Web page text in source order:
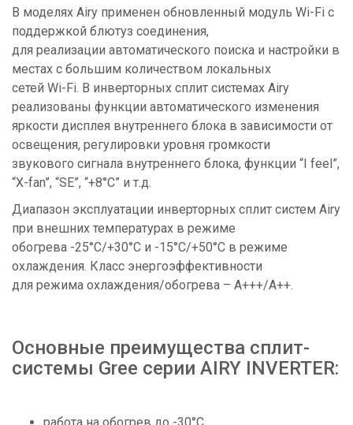
В моделях Airy применен обновленный модуль Wi-Fi с
поддержкой блютуз соединения,
для реализации автоматического поиска и настройки в
местах с большим количеством локальных
сетей Wi-Fi. В инверторных сплит системах Airy
реализованы функции автоматического изменения
яркости дисплея внутреннего блока в зависимости от
освещения, регулировки уровня громкости
звукового сигнала внутреннего блока, функции “I feel”,
“X-fan”, “SE”, “+8°C” и т.д.
Диапазон эксплуатации инверторных сплит систем Airy
при внешних температурах в режиме
обогрева -25°C/+30°C и -15°C/+50°C в режиме
охлаждения. Класс энергоэффективности
для режима охлаждения/обогрева – A+++/A++.
Основные преимущества сплит-
системы Gree серии AIRY INVERTER: